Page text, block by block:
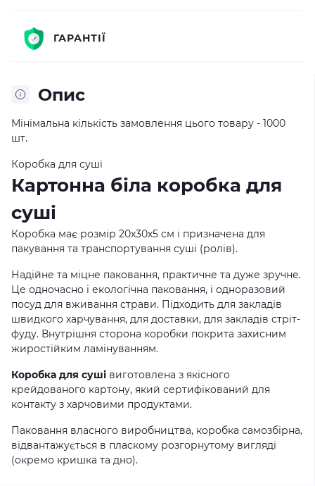
Опис
Мінімальна кількість замовлення цього товару - 1000
шт.
Коробка для суші
Картонна біла коробка для
суші
Коробка має розмір 20х30х5 см і призначена для
пакування та транспортування суші (ролів).
Надійне та міцне паковання, практичне та дуже зручне.
Це одночасно і екологічна паковання, і одноразовий
посуд для вживання страви. Підходить для закладів
швидкого харчування, для доставки, для закладів стріт-
фуду. Внутрішня сторона коробки покрита захисним
жиростійким ламінуванням.
Коробка для суші виготовлена з якісного
крейдованого картону, який сертифікований для
контакту з харчовими продуктами.
Паковання власного виробництва, коробка самозбірна,
відвантажується в пласкому розгорнутому вигляді
(окремо кришка та дно).
ГАРАНТІЇ